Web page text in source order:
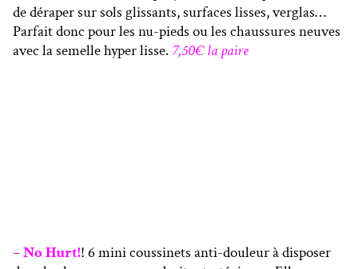
de déraper sur sols glissants, surfaces lisses, verglas…
Parfait donc pour les nu-pieds ou les chaussures neuves
avec la semelle hyper lisse. 7,50€ la paire
– No Hurt!! 6 mini coussinets anti-douleur à disposer